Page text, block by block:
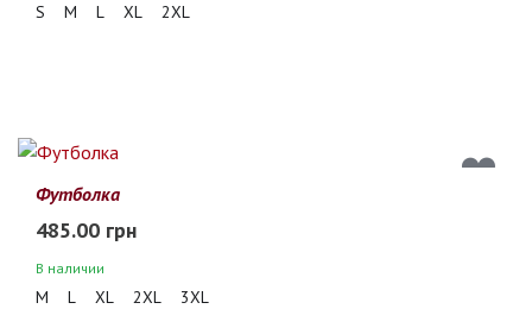
S M L XL 2XL
Футболка
485.00 грн
В наличии
M L XL 2XL 3XL